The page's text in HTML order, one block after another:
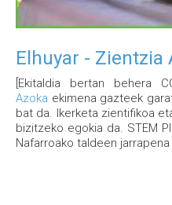
Elhuyar - Zientzia
[Ekitaldia bertan behera
Azoka ekimena gazteek
bat da. Ikerketa zientifikoa
bizitzeko egokia da. STEM
Nafarroako taldeen